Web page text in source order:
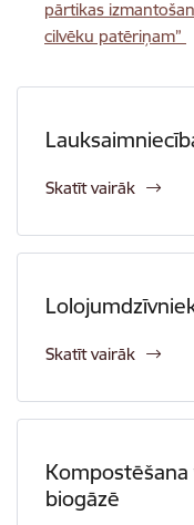
pārtikas
cilvēku patēriņam”
Skatīt vairāk
Skatīt vairāk
biogāzē